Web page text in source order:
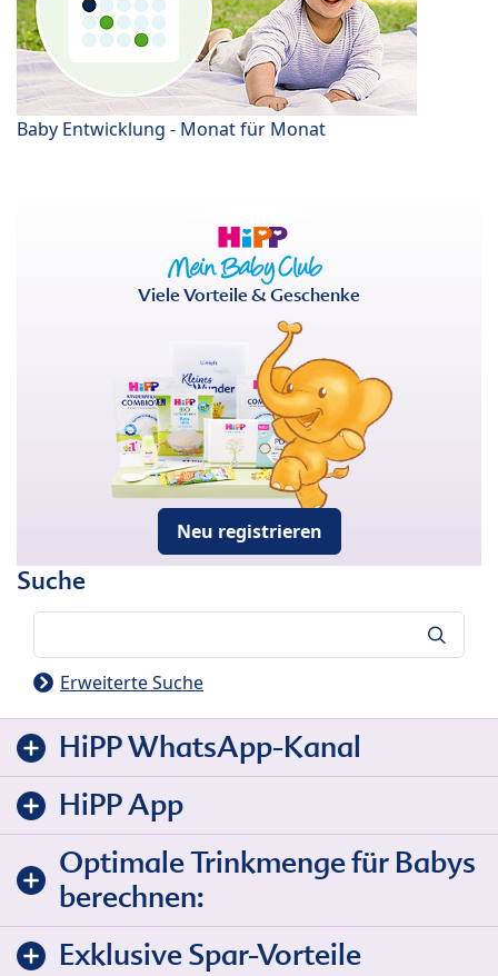
Baby Entwicklung - Monat für Monat
Viele Vorteile & Geschenke
Neu registrieren
Suche
Erweiterte Suche
HiPP WhatsApp-Kanal
HiPP App
Optimale Trinkmenge für Babys
berechnen:
Exklusive Spar-Vorteile